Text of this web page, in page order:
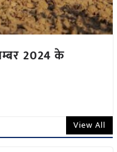
2024 के
View All